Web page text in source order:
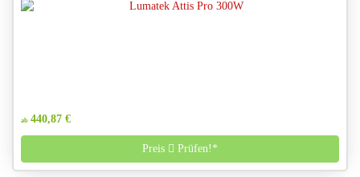
ab 440,87 €
Preis Prüfen!*